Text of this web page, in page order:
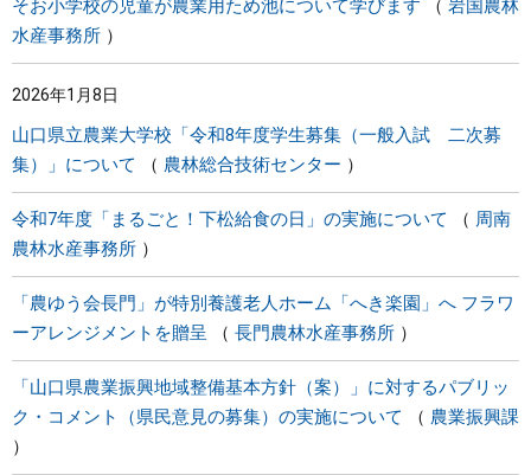
そお小学校の児童が農業用ため池について学びます
岩国農林
水産事務所
2026年1月8日
山口県立農業大学校「令和8年度学生募集（一般入試 二次募
集）」について
農林総合技術センター
令和7年度「まるごと！下松給食の日」の実施について
周南
農林水産事務所
「農ゆう会長門」が特別養護老人ホーム「へき楽園」へ フラワ
ーアレンジメントを贈呈
長門農林水産事務所
「山口県農業振興地域整備基本方針（案）」に対するパブリッ
ク・コメント（県民意見の募集）の実施について
農業振興課